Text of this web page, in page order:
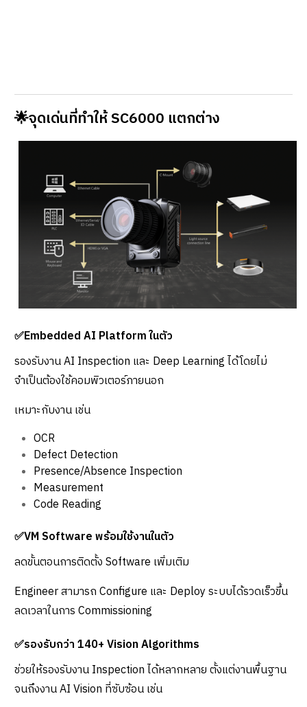
🌟จุดเด่นที่ทำให้ SC6000 แตกต่าง
✅Embedded AI Platform ในตัว
รองรับงาน AI Inspection และ Deep Learning ได้โดยไม่
จำเป็นต้องใช้คอมพิวเตอร์ภายนอก
เหมาะกับงาน เช่น
OCR
Defect Detection
Presence/Absence Inspection
Measurement
Code Reading
✅VM Software พร้อมใช้งานในตัว
ลดขั้นตอนการติดตั้ง Software เพิ่มเติม
Engineer สามารถ Configure และ Deploy ระบบได้รวดเร็วขึ้น
ลดเวลาในการ Commissioning
✅รองรับกว่า 140+ Vision Algorithms
ช่วยให้รองรับงาน Inspection ได้หลากหลาย ตั้งแต่งานพื้นฐาน
จนถึงงาน AI Vision ที่ซับซ้อน เช่น